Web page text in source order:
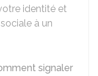
identité et
à un
signaler